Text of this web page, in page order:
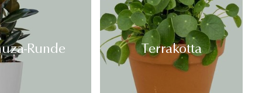
Runde Terrakotta